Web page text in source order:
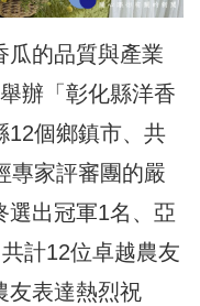
瓜的品質與產業
辦「彰化縣洋香
12個鄉鎮市、共
專家評審團的嚴
選出冠軍1名、亞
計12位卓越農友
友表達熱烈祝